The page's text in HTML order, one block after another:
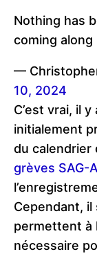
Nothing has
coming along
—
10, 2024
C’est vrai, il
initialement
du calendrier
grèves SAG-
Cependant,
permettent à
nécessaire